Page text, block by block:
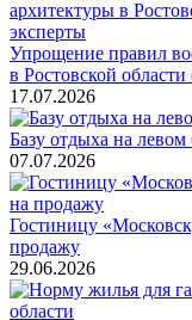
Упрощение правил
в Ростовской
17.07.2026
Базу отдыха на левом
07.07.2026
Гостиницу
продажу
29.06.2026